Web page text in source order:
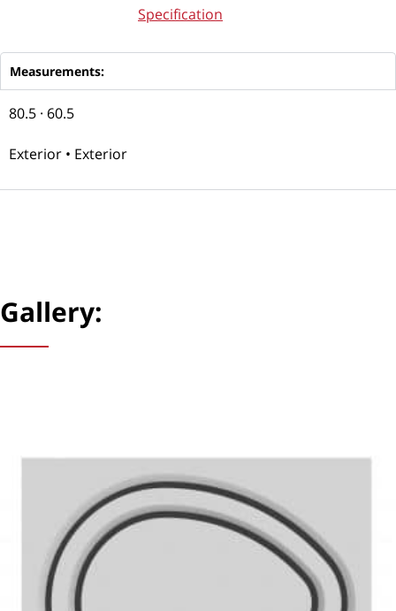
Specification
Measurements:
80.5 · 60.5
Exterior • Exterior
Gallery: